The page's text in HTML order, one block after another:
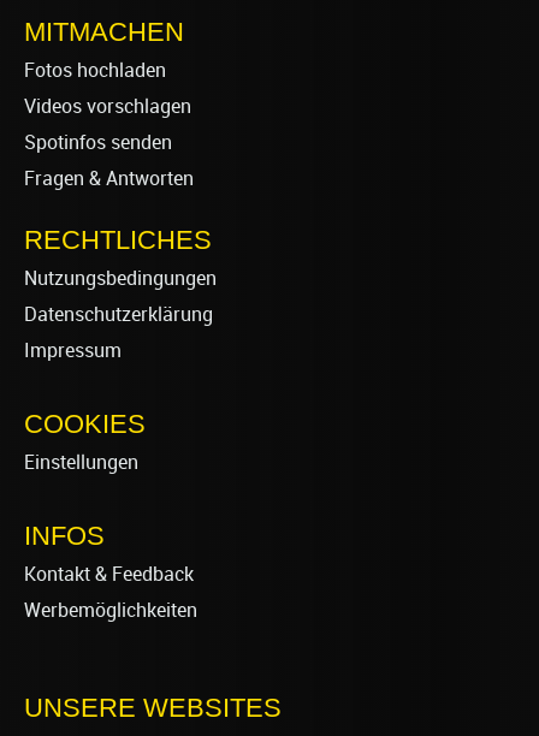
MITMACHEN
Fotos hochladen
Videos vorschlagen
Spotinfos senden
Fragen & Antworten
RECHTLICHES
Nutzungsbedingungen
Datenschutzerklärung
Impressum
COOKIES
Einstellungen
INFOS
Kontakt & Feedback
Werbemöglichkeiten
UNSERE WEBSITES